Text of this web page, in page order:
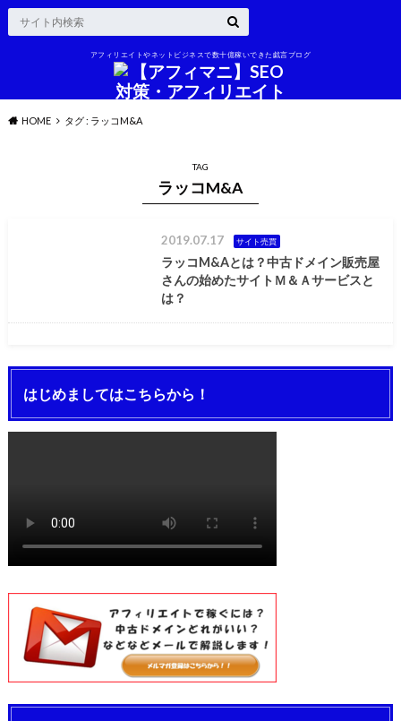
アフィリエイトやネットビジネスで数十億稼いできた戯言ブログ
HOME タグ : ラッコM&A
TAG
ラッコM&A
2019.07.17 サイト売買
ラッコM&Aとは？中古ドメイン販売屋
さんの始めたサイトＭ＆Ａサービスと
は？
はじめましてはこちらから！